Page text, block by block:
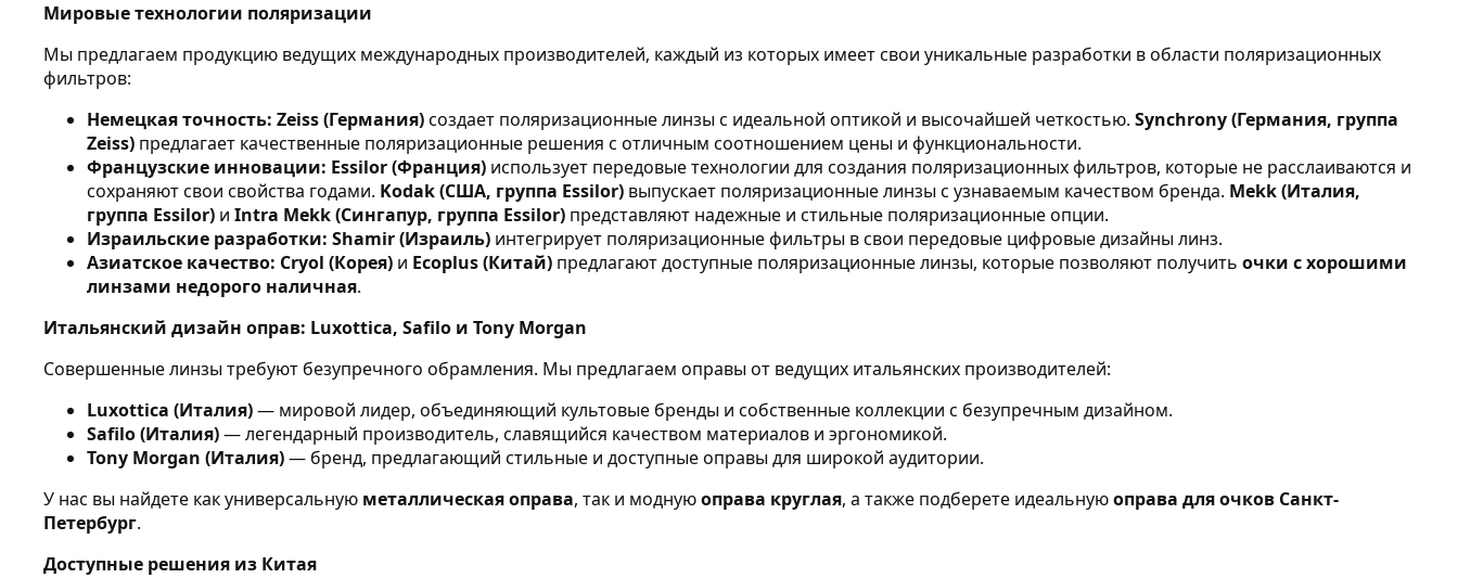
Мировые технологии поляризации
Мы предлагаем продукцию ведущих международных производителей, каждый из которых имеет свои уникальные разработки в области поляризационных
фильтров:
Немецкая точность: Zeiss (Германия)создает поляризационные линзы с идеальной оптикой и высочайшей четкостью. Synchrony (Германия, группа
Zeiss) предлагает качественные поляризационные решения с отличным соотношением цены и функциональности.
Французские инновации: Essilor (Франция) использует передовые технологии для создания поляризационных фильтров, которые не расслаиваются и
сохраняют свои свойства годами. Kodak (США, группа Essilor) выпускает поляризационные линзы с узнаваемым качеством бренда. Mekk (Италия,
группа Essilor) и Intra Mekk (Сингапур, группа Essilor) представляют надежные и стильные поляризационные опции.
Израильские разработки: Shamir (Израиль) интегрирует поляризационные фильтры в свои передовые цифровые дизайны линз.
Азиатское качество: Cryol (Корея) и Ecoplus (Китай) предлагают доступные поляризационные линзы, которые позволяют получить очки с хорошими
линзами недорого наличная.
Итальянский дизайн оправ: Luxottica, Safilo и Tony Morgan
Совершенные линзы требуют безупречного обрамления. Мы предлагаем оправы от ведущих итальянских производителей:
Luxottica (Италия)— мировой лидер, объединяющий культовые бренды и собственные коллекции с безупречным дизайном.
Safilo (Италия)— легендарный производитель, славящийся качеством материалов и эргономикой.
Tony Morgan (Италия)— бренд, предлагающий стильные и доступные оправы для широкой аудитории.
У нас вы найдете как универсальную металлическая оправа, так и моднуюоправа круглая, а также подберете идеальнуюоправа для очков Санкт-
Петербург.
Доступные решения из Китая